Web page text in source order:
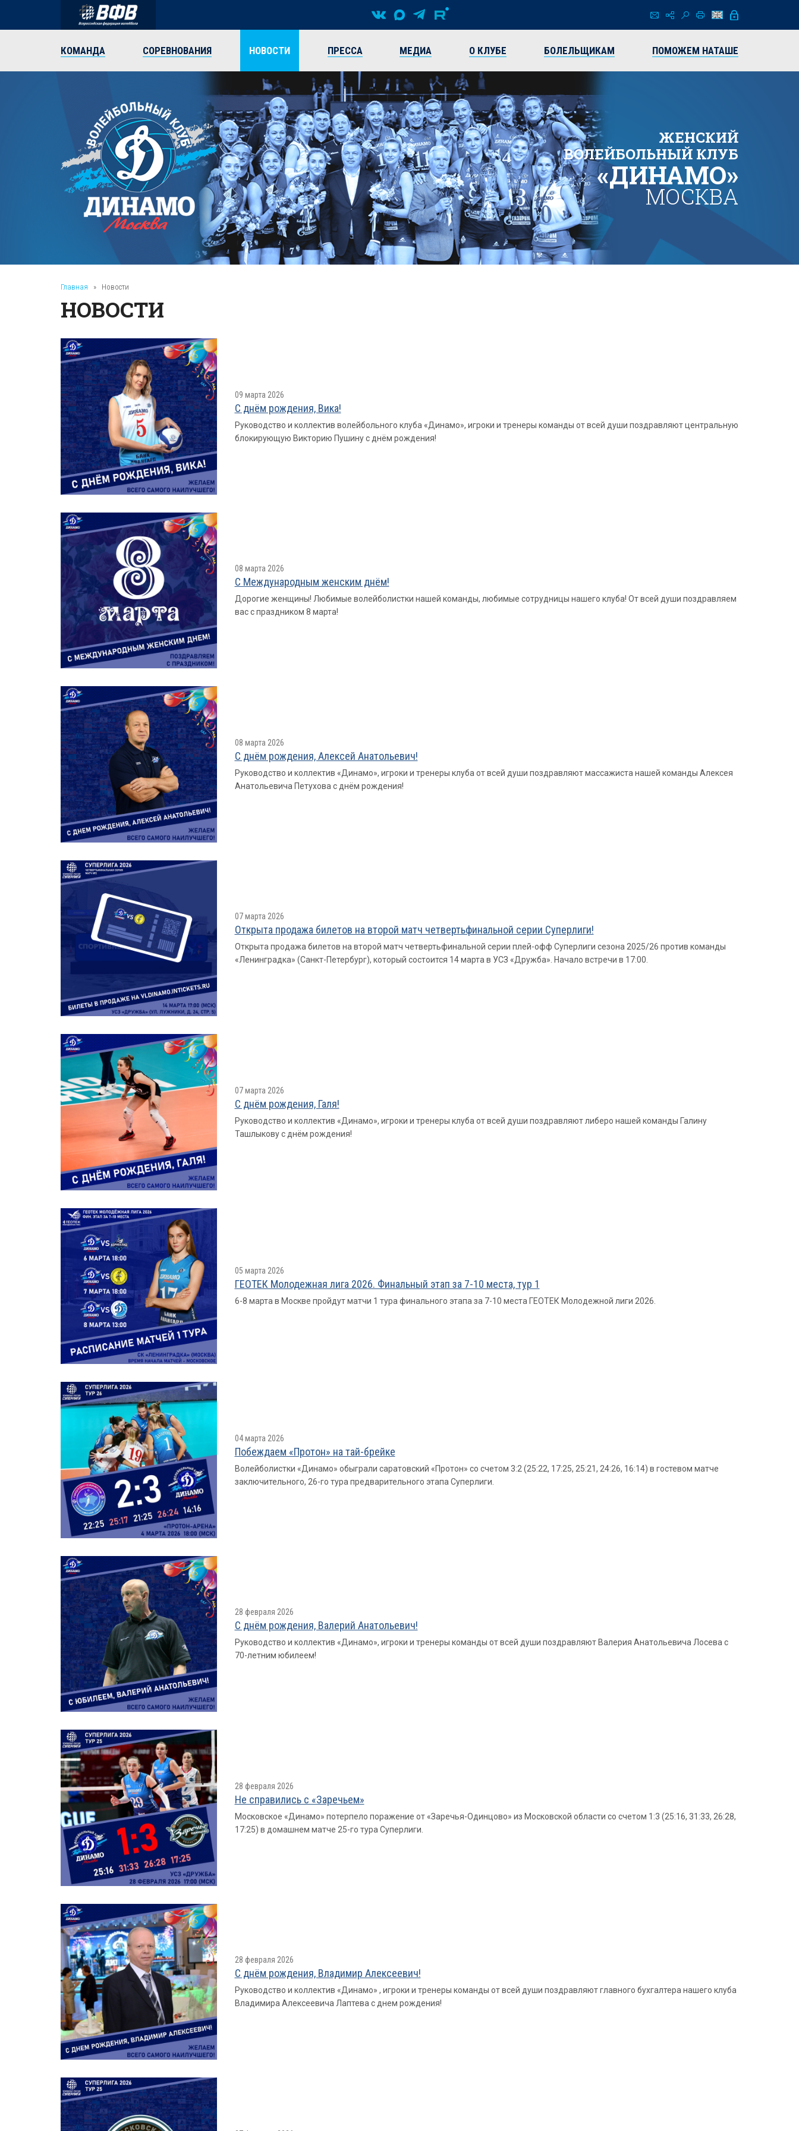
КОМАНДА СОРЕВНОВАНИЯ НОВОСТИ ПРЕССА МЕДИА О КЛУБЕ БОЛЕЛЬЩИКАМ ПОМОЖЕМ НАТАШЕ
ЖЕНСКИЙ
ВОЛЕЙБОЛЬНЫЙ КЛУБ
«ДИНАМО»
МОСКВА
Главная » Новости
НОВОСТИ
09 марта 2026
С днём рождения, Вика!
Руководство и коллектив волейбольного клуба «Динамо», игроки и тренеры команды от всей души поздравляют центральную
блокирующую Викторию Пушину с днём рождения!
08 марта 2026
С Международным женским днём!
Дорогие женщины! Любимые волейболистки нашей команды, любимые сотрудницы нашего клуба! От всей души поздравляем
вас с праздником 8 марта!
08 марта 2026
С днём рождения, Алексей Анатольевич!
Руководство и коллектив «Динамо», игроки и тренеры клуба от всей души поздравляют массажиста нашей команды Алексея
Анатольевича Петухова с днём рождения!
07 марта 2026
Открыта продажа билетов на второй матч четвертьфинальной серии Суперлиги!
Открыта продажа билетов на второй матч четвертьфинальной серии плей-офф Суперлиги сезона 2025/26 против команды
«Ленинградка» (Санкт-Петербург), который состоится 14 марта в УСЗ «Дружба». Начало встречи в 17:00.
07 марта 2026
С днём рождения, Галя!
Руководство и коллектив «Динамо», игроки и тренеры клуба от всей души поздравляют либеро нашей команды Галину
Ташлыкову с днём рождения!
05 марта 2026
ГЕОТЕК Молодежная лига 2026. Финальный этап за 7-10 места, тур 1
6-8 марта в Москве пройдут матчи 1 тура финального этапа за 7-10 места ГЕОТЕК Молодежной лиги 2026.
04 марта 2026
Побеждаем «Протон» на тай-брейке
Волейболистки «Динамо» обыграли саратовский «Протон» со счетом 3:2 (25:22, 17:25, 25:21, 24:26, 16:14) в гостевом матче
заключительного, 26-го тура предварительного этапа Суперлиги.
28 февраля 2026
С днём рождения, Валерий Анатольевич!
Руководство и коллектив «Динамо», игроки и тренеры команды от всей души поздравляют Валерия Анатольевича Лосева с
70-летним юбилеем!
28 февраля 2026
Не справились с «Заречьем»
Московское «Динамо» потерпело поражение от «Заречья-Одинцово» из Московской области со счетом 1:3 (25:16, 31:33, 26:28,
17:25) в домашнем матче 25-го тура Суперлиги.
28 февраля 2026
С днём рождения, Владимир Алексеевич!
Руководство и коллектив «Динамо» , игроки и тренеры команды от всей души поздравляют главного бухгалтера нашего клуба
Владимира Алексеевича Лаптева с днем рождения!